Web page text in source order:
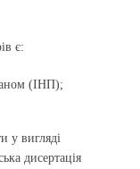
є:
(ІНП);
у вигляді
дисертація